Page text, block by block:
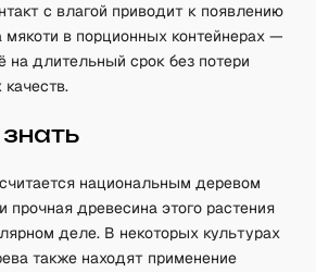
с влагой приводит к появлению
мякоти в порционных контейнерах —
на длительный срок без потери
национальным деревом
прочная древесина этого растения
деле. В некоторых культурах
также находят применение